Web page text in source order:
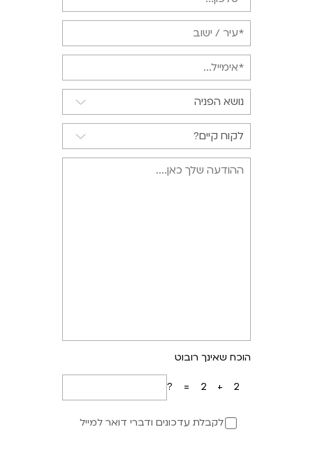
הוכח שאינך רובוט
2+2=?
לקבלת עדכונים ודברי דואר למייל